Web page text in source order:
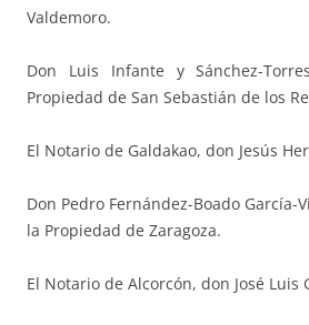
Valdemoro.
Don Luis Infante y Sánchez-
Propiedad de San Sebastián de los
El Notario de Galdakao, don Jesús
Don Pedro Fernández-Boado García-
la Propiedad de Zaragoza.
El Notario de Alcorcón, don José Luis